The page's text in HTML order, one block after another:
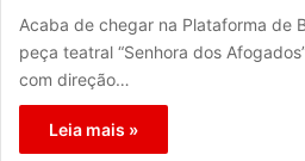
Acaba de chegar na Plataforma de
peça teatral “Senhora dos
com direção…
Leia mais »